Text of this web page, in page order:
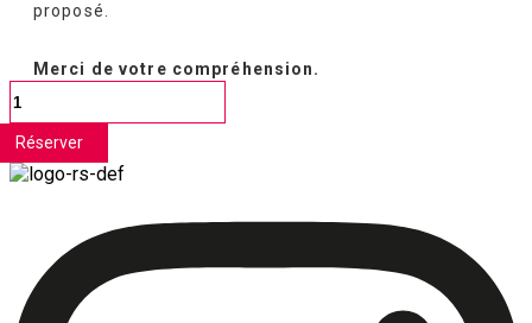
proposé.
Merci de votre compréhension.
quantité
de
Projet
libre
3h
Réserver